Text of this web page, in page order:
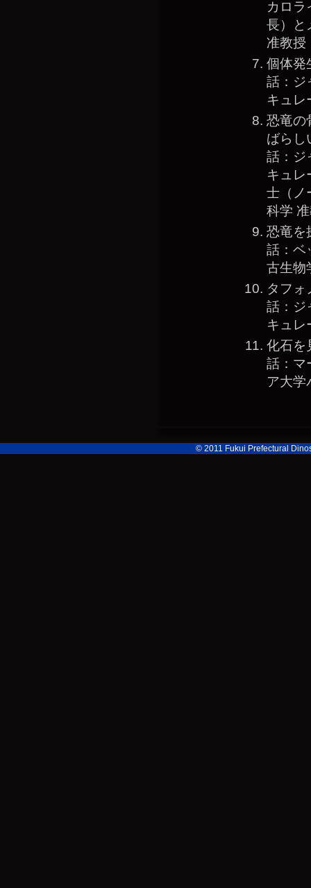
カロラ
長）と
准教授
個体発
話：ジ
キュレ
恐竜の
ばらし
話：ジ
キュレ
士（ノ
科学
恐竜を
話：ベ
古生物
タフォ
話：ジ
キュレ
化石を
話：マ
ア大学
© 2011 Fukui Prefectural